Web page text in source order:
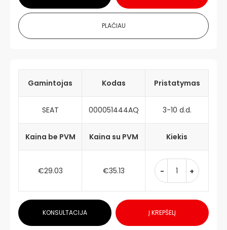
PLAČIAU
Gamintojas Kodas Pristatymas
SEAT 000051444AQ 3-10 d.d.
Kaina be PVM Kaina su PVM Kiekis
€29.03 €35.13 - +
KONSULTACIJA Į KREPŠELĮ